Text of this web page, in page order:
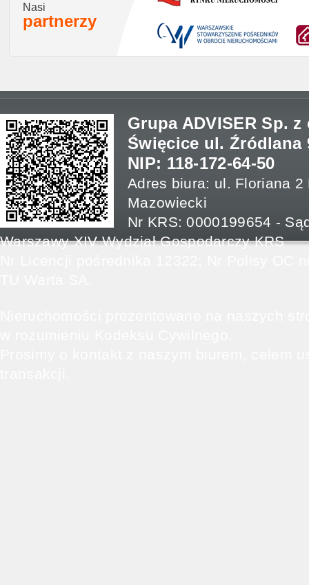
Nasi
partnerzy
Grupa ADVISER Sp.
Święcice ul. Źródlana
NIP: 118-172-64-50
Adres biura: ul. Floriana
Mazowiecki
Nr KRS: 0000199654 -
Warszawy XIV Wydział Gospodarczy KRS